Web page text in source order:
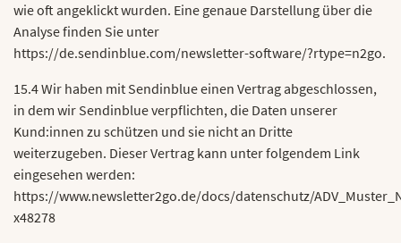
wie oft angeklickt wurden. Eine genaue Darstellung über die
Analyse finden Sie unter
https://de.sendinblue.com/newsletter-software/?rtype=n2go.
15.4 Wir haben mit Sendinblue einen Vertrag abgeschlossen,
in dem wir Sendinblue verpflichten, die Daten unserer
Kund:innen zu schützen und sie nicht an Dritte
weiterzugeben. Dieser Vertrag kann unter folgendem Link
eingesehen werden:
https://www.newsletter2go.de/docs/datenschutz/
x48278